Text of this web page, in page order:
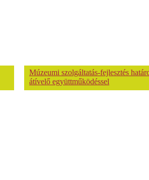
Múzeumi szolgáltatás-fejlesztés
átívelő együttműködéssel